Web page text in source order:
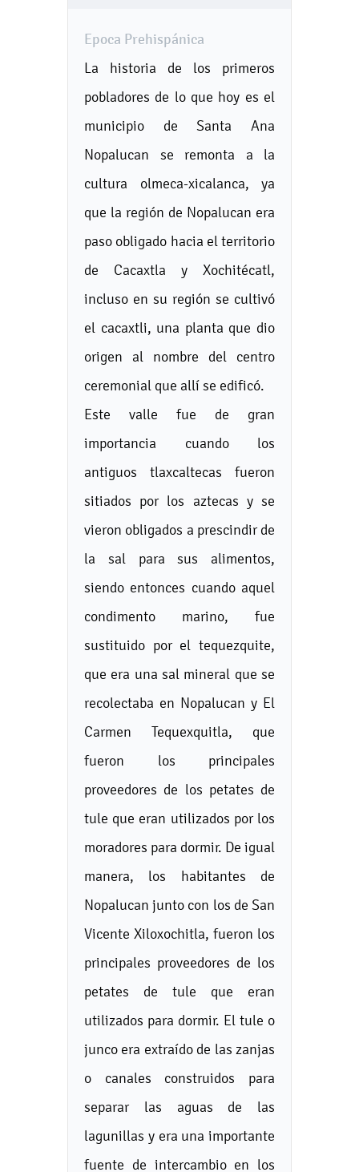
Epoca Prehispánica
La historia de los primeros
pobladores de lo que hoy es el
municipio de Santa Ana
Nopalucan se remonta a la
cultura olmeca-xicalanca, ya
que la región de Nopalucan era
paso obligado hacia el territorio
de Cacaxtla y Xochitécatl,
incluso en su región se cultivó
el cacaxtli, una planta que dio
origen al nombre del centro
ceremonial que allí se edificó.
Este valle fue de gran
importancia cuando los
antiguos tlaxcaltecas fueron
sitiados por los aztecas y se
vieron obligados a prescindir de
la sal para sus alimentos,
siendo entonces cuando aquel
condimento marino, fue
sustituido por el tequezquite,
que era una sal mineral que se
recolectaba en Nopalucan y El
Carmen Tequexquitla, que
fueron los principales
proveedores de los petates de
tule que eran utilizados por los
moradores para dormir. De igual
manera, los habitantes de
Nopalucan junto con los de San
Vicente Xiloxochitla, fueron los
principales proveedores de los
petates de tule que eran
utilizados para dormir. El tule o
junco era extraído de las zanjas
o canales construidos para
separar las aguas de las
lagunillas y era una importante
fuente de intercambio en los